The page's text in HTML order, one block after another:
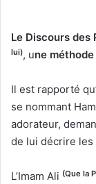
Le Discours des
lui), une
Il est rapporté
se nommant
adorateur,
de lui décrire les
L’Imam Ali (Que la